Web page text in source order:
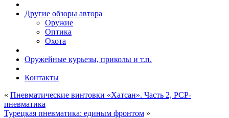
Другие обзоры автора
Оружие
Оптика
Охота
Оружейные курьезы, приколы и т.п.
Контакты
« Пневматические винтовки «Хатсан». Часть 2, PCP-
пневматика
Турецкая пневматика: единым фронтом »